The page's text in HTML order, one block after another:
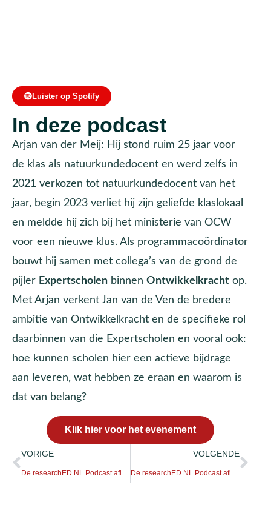
Luister op Spotify
In deze podcast
Arjan van der Meij: Hij stond ruim 25 jaar voor
de klas als natuurkundedocent en werd zelfs in
2021 verkozen tot natuurkundedocent van het
jaar, begin 2023 verliet hij zijn geliefde klaslokaal
en meldde hij zich bij het ministerie van OCW
voor een nieuwe klus. Als programmacoördinator
bouwt hij samen met collega’s van de grond de
pijler Expertscholen binnen Ontwikkelkracht op.
Met Arjan verkent Jan van de Ven de bredere
ambitie van Ontwikkelkracht en de specifieke rol
daarbinnen van die Expertscholen en vooral ook:
hoe kunnen scholen hier een actieve bijdrage
aan leveren, wat hebben ze eraan en waarom is
dat van belang?
Klik hier voor het evenement
VORIGE VOLGENDE